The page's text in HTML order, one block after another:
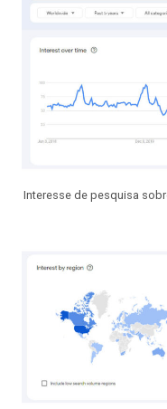
Interesse de pesquisa